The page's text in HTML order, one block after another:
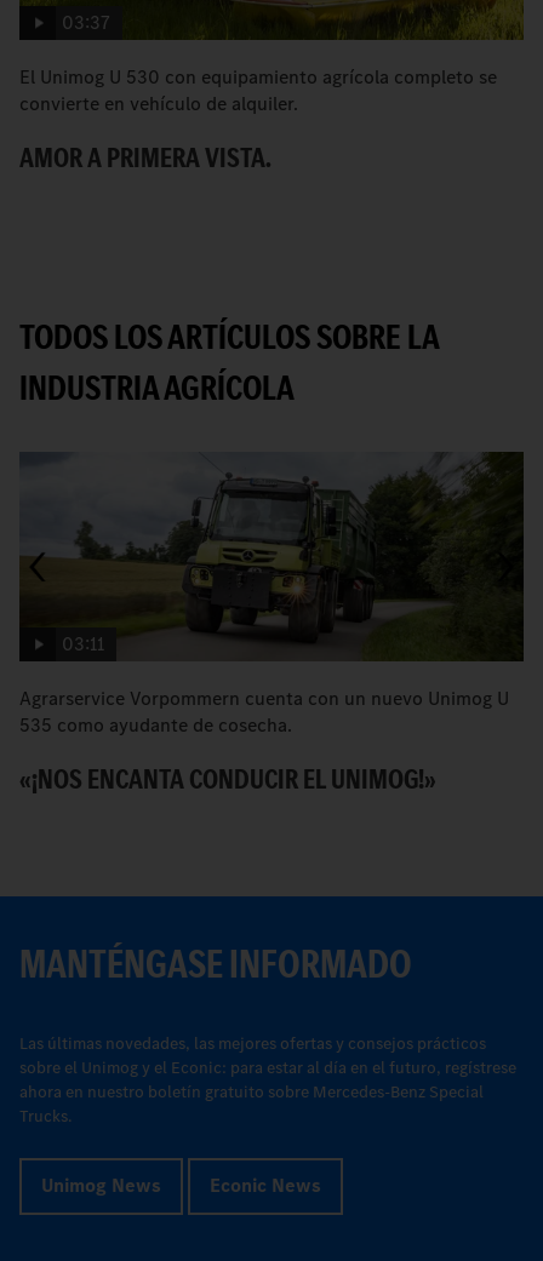
03:37
El Unimog U 530 con equipamiento agrícola completo se
convierte en vehículo de alquiler.
AMOR A PRIMERA VISTA.
TODOS LOS ARTÍCULOS SOBRE LA
INDUSTRIA AGRÍCOLA
03:11
Agrarservice Vorpommern cuenta con un nuevo Unimog U
535 como ayudante de cosecha.
«¡NOS ENCANTA CONDUCIR EL UNIMOG!»
MANTÉNGASE INFORMADO
Las últimas novedades, las mejores ofertas y consejos prácticos
sobre el Unimog y el Econic: para estar al día en el futuro, regístrese
ahora en nuestro boletín gratuito sobre Mercedes-Benz Special
Trucks.
Unimog News Econic News